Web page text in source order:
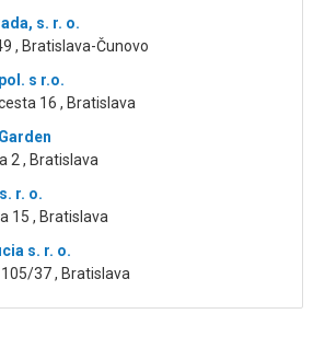
s. r. o.
, Bratislava-Čunovo
s r.o.
16 , Bratislava
2 , Bratislava
r. o.
15 , Bratislava
s. r. o.
37 , Bratislava